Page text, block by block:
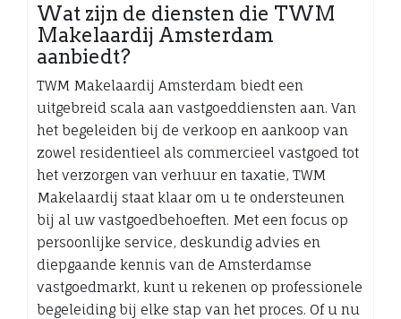
Wat zijn de diensten die TWM
Makelaardij Amsterdam
aanbiedt?
TWM Makelaardij Amsterdam biedt een
uitgebreid scala aan vastgoeddiensten aan. Van
het begeleiden bij de verkoop en aankoop van
zowel residentieel als commercieel vastgoed tot
het verzorgen van verhuur en taxatie, TWM
Makelaardij staat klaar om u te ondersteunen
bij al uw vastgoedbehoeften. Met een focus op
persoonlijke service, deskundig advies en
diepgaande kennis van de Amsterdamse
vastgoedmarkt, kunt u rekenen op professionele
begeleiding bij elke stap van het proces. Of u nu